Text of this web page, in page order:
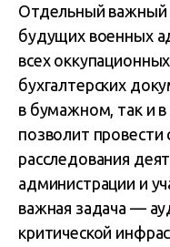
Отдельный важный
будущих военных
всех
бухгалтерских
в бумажном, так и
позволит
расследования
администрации и
важная задача —
критической